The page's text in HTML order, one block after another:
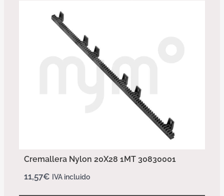
Cremallera Nylon 20X28 1MT 30830001
11,57€ IVA incluido